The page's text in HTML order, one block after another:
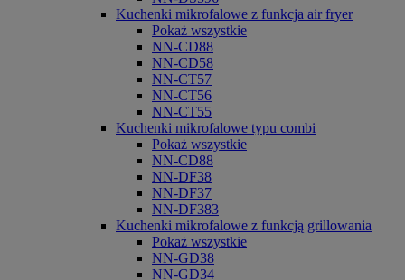
Kuchenki mikrofalowe z funkcja air fryer
Pokaż wszystkie
NN-CD88
NN-CD58
NN-CT57
NN-CT56
NN-CT55
Kuchenki mikrofalowe typu combi
Pokaż wszystkie
NN-CD88
NN-DF38
NN-DF37
NN-DF383
Kuchenki mikrofalowe z funkcją grillowania
Pokaż wszystkie
NN-GD38
NN-GD34